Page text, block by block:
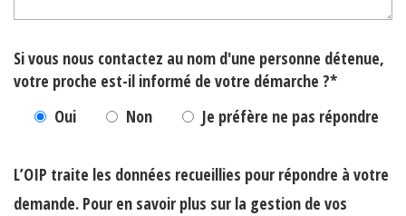
Si vous nous contactez au nom d'une personne détenue,
votre proche est-il informé de votre démarche ?*
Oui
Non Je préfère ne pas répondre
L’OIP traite les données recueillies pour répondre à votre
demande. Pour en savoir plus sur la gestion de vos